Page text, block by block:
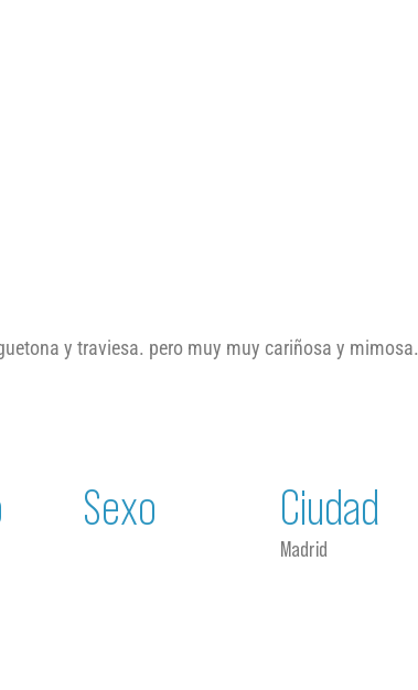
y traviesa. pero muy muy cariñosa y mimosa.
Sexo Ciudad
Madrid